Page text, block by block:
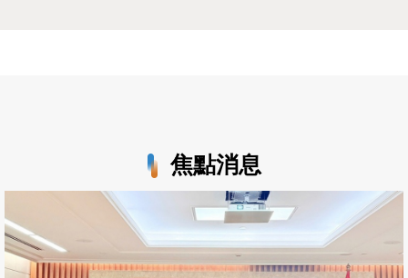
焦點消息